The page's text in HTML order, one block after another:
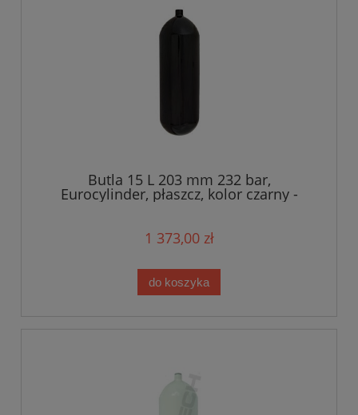
Butla 15 L 203 mm 232 bar,
Eurocylinder, płaszcz, kolor czarny -
Military Line
1 373,00 zł
do koszyka